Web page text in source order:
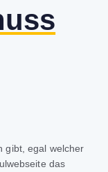
gibt, egal welcher
das